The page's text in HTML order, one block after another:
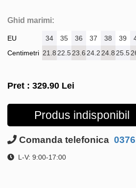
Ghid marimi:
EU
Centimetri
34 35 36 37 38 39
21.8 22.523.6 24.2 24.8 25.5
Pret : 329.90 Lei
Produs indisponibil
Comanda telefonica
L-V: 9:00-17:00